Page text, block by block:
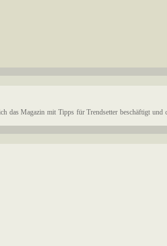
Magazin mit Tipps für Trendsetter beschäftigt und